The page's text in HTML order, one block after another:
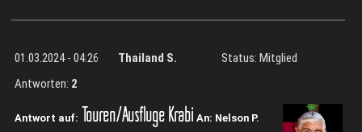
01.03.2024 - 04:26 Thailand S.
Status: Mitglied
Antworten: 2
Antwort auf: Touren/Ausflüge Krabi An: Nelson P.